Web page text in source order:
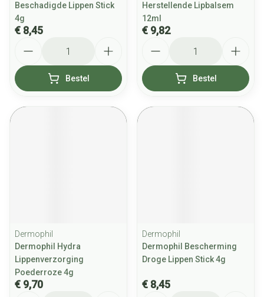
Beschadigde Lippen Stick
4g
€ 8,45
Bestel
Herstellende Lipbalsem
12ml
€ 9,82
Bestel
Dermophil
Dermophil Hydra
Lippenverzorging
Poederroze 4g
€ 9,70
Dermophil
Dermophil Bescherming
Droge Lippen Stick 4g
€ 8,45